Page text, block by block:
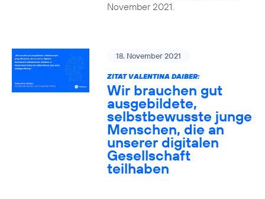
November 2021.
18. November 2021
ZITAT VALENTINA DAIBER:
Wir brauchen gut
ausgebildete,
selbstbewusste junge
Menschen, die an
unserer digitalen
Gesellschaft
teilhaben